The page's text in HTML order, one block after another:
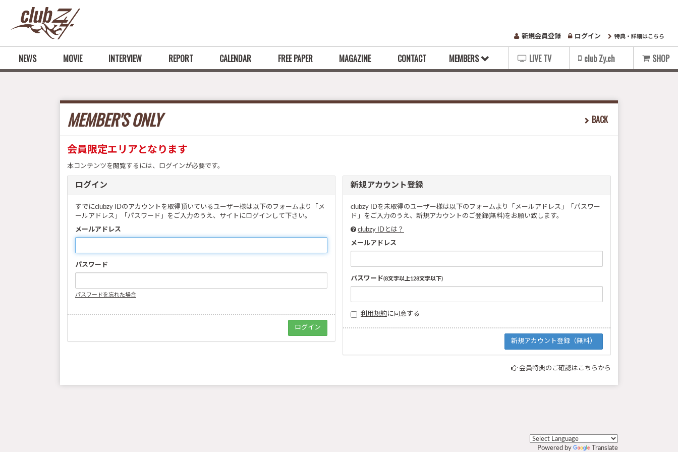
新規会員登録 ログイン 特典・詳細はこちら
NEWS MOVIE INTERVIEW REPORT CALENDAR FREE PAPER MAGAZINE CONTACT MEMBERS LIVE TV club Zy.ch SHOP
MEMBER'S ONLY BACK
会員限定エリアとなります
本コンテンツを閲覧するには、ログインが必要です。
ログイン
すでにclubzy IDのアカウントを取得頂いているユーザー様は以下のフォームより「メ
ールアドレス」「パスワード」をご入力のうえ、サイトにログインして下さい。
メールアドレス
パスワード
パスワードを忘れた場合
新規アカウント登録
clubzy IDを未取得のユーザー様は以下のフォームより「メールアドレス」「パスワー
ド」をご入力のうえ、新規アカウントのご登録(無料)をお願い致します。
clubzy IDとは？
メールアドレス
パスワード(8文字以上128文字以下)
利用規約に同意する
会員特典のご確認はこちらから
Powered by Translate